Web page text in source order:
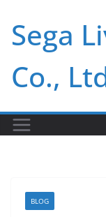
content
Sega
Co.,
BLOG